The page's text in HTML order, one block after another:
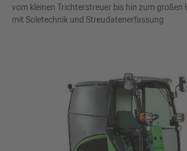
vom kleinen Trichterstreuer bis hin zum großen
mit Soletechnik und Streudatenerfassung